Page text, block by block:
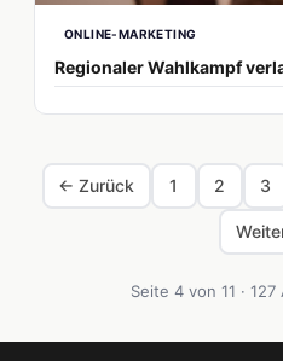
ONLINE-MARKETING
Regionaler Wahlkampf
← Zurück 1 2 3
Seite 4 von 11 ·